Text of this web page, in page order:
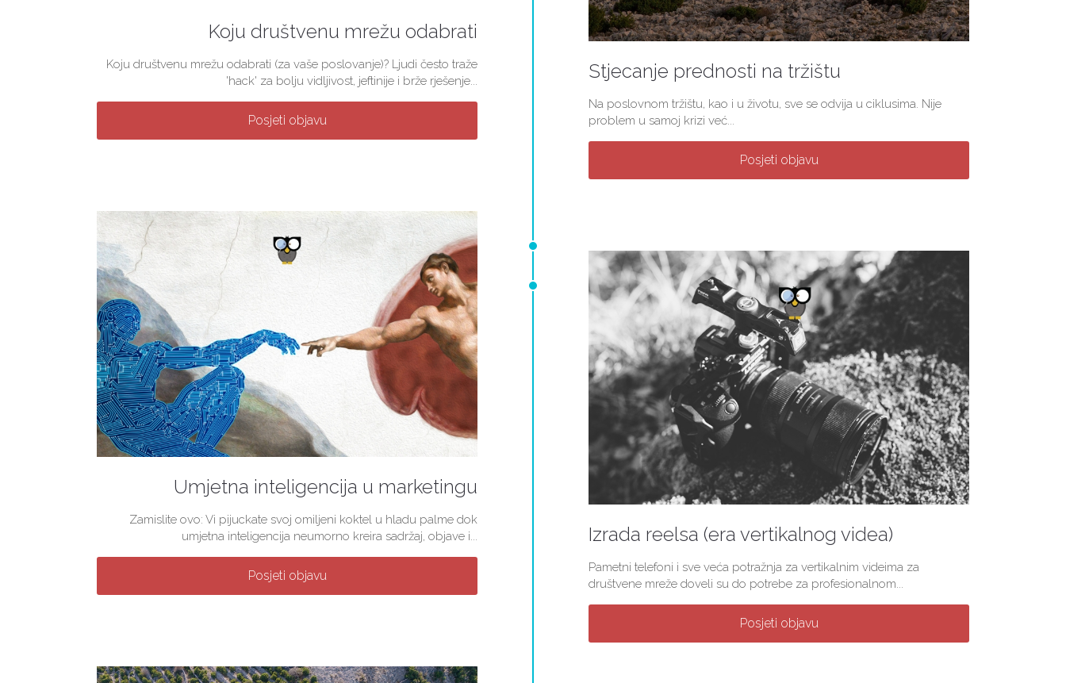
Koju društvenu mrežu odabrati
Koju društvenu mrežu odabrati (za vaše poslovanje)? Ljudi često traže
'hack' za bolju vidljivost, jeftinije i brže rješenje...
Posjeti objavu
Stjecanje prednosti na tržištu
Na poslovnom tržištu, kao i u životu, sve se odvija u ciklusima. Nije
problem u samoj krizi već...
Posjeti objavu
Umjetna inteligencija u marketingu
Zamislite ovo: Vi pijuckate svoj omiljeni koktel u hladu palme dok
umjetna inteligencija neumorno kreira sadržaj, objave i...
Posjeti objavu
Izrada reelsa (era vertikalnog videa)
Pametni telefoni i sve veća potražnja za vertikalnim videima za
društvene mreže doveli su do potrebe za profesionalnom...
Posjeti objavu